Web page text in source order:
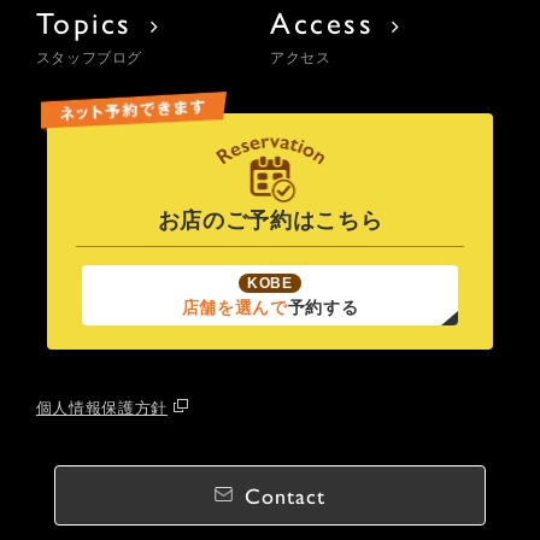
Topics
スタッフブログ
Access
アクセス
お店のご予約はこちら
KOBE
店舗を選んで予約する
個人情報保護方針
Contact